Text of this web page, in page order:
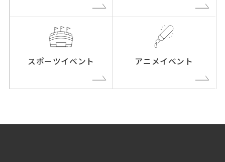
スポーツイベント アニメイベント